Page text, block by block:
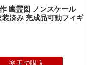
幽霊図 ノンスケール
済み 完成品可動フィギ
楽天で購入